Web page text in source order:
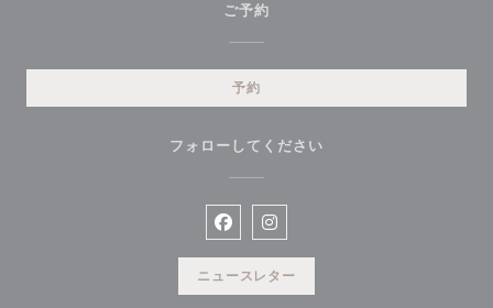
ご予約
予約
フォローしてください
Facebook ((新しいウィンドウで
Instagram ((新しいウィンド
ニュースレター